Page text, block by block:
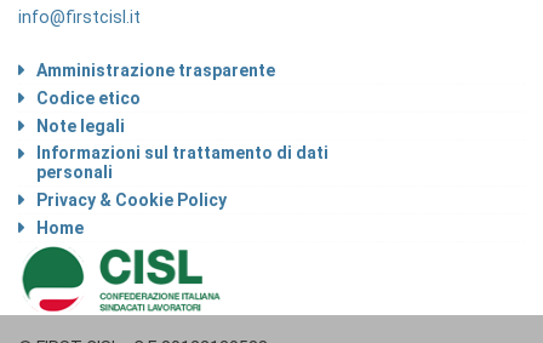
info@firstcisl.it
Amministrazione trasparente
Codice etico
Note legali
Informazioni sul trattamento di dati
personali
Privacy & Cookie Policy
Home